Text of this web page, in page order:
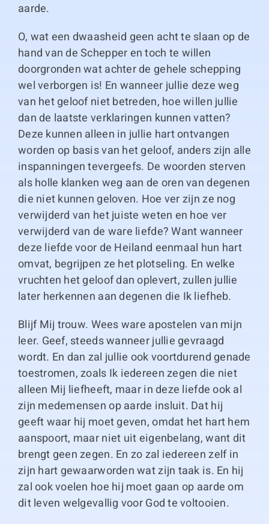
aarde.
O, wat een dwaasheid geen acht te slaan op de
hand van de Schepper en toch te willen
doorgronden wat achter de gehele schepping
wel verborgen is! En wanneer jullie deze weg
van het geloof niet betreden, hoe willen jullie
dan de laatste verklaringen kunnen vatten?
Deze kunnen alleen in jullie hart ontvangen
worden op basis van het geloof, anders zijn alle
inspanningen tevergeefs. De woorden sterven
als holle klanken weg aan de oren van degenen
die niet kunnen geloven. Hoe ver zijn ze nog
verwijderd van het juiste weten en hoe ver
verwijderd van de ware liefde? Want wanneer
deze liefde voor de Heiland eenmaal hun hart
omvat, begrijpen ze het plotseling. En welke
vruchten het geloof dan oplevert, zullen jullie
later herkennen aan degenen die Ik liefheb.
Blijf Mij trouw. Wees ware apostelen van mijn
leer. Geef, steeds wanneer jullie gevraagd
wordt. En dan zal jullie ook voortdurend genade
toestromen, zoals Ik iedereen zegen die niet
alleen Mij liefheeft, maar in deze liefde ook al
zijn medemensen op aarde insluit. Dat hij
geeft waar hij moet geven, omdat het hart hem
aanspoort, maar niet uit eigenbelang, want dit
brengt geen zegen. En zo zal iedereen zelf in
zijn hart gewaarworden wat zijn taak is. En hij
zal ook voelen hoe hij moet gaan op aarde om
dit leven welgevallig voor God te voltooien.